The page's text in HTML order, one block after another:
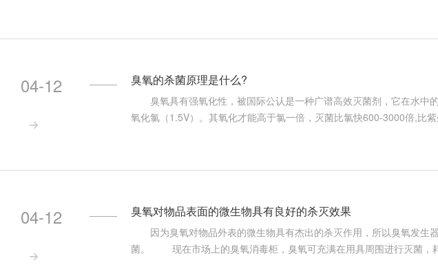
04-12

臭氧的杀菌原理是什么?
臭氧具有强氧化性，被国际公认是一种广谱高效灭菌剂，它在水中
氧化氯（1.5V）。其氧化才能高于氯一倍，灭菌比氯快600-3000倍,比
散失，是因为细胞质在水
04-12

臭氧对物品表面的微生物具有良好的杀灭效果
因为臭氧对物品外表的微生物具有杰出的杀灭作用，所以臭氧发生
菌。 现在市场上的臭氧消毒柜，臭氧可充满在用具周围进行灭菌，